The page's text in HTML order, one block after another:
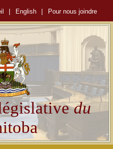
English Pour nous joindre
du